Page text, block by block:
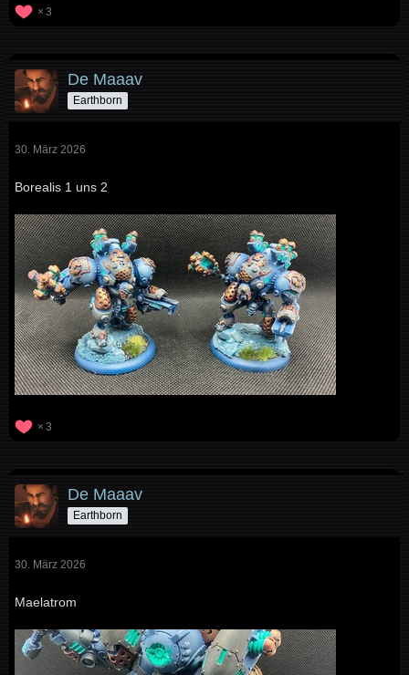
3
De Maaav
Earthborn
30. März 2026
Borealis 1 uns 2
3
De Maaav
Earthborn
30. März 2026
Maelatrom